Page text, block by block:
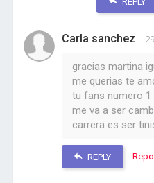
Carla sanchez
gracias martina
me querias te
tu fans numero 1
me va a ser
carrera es ser
REPLY